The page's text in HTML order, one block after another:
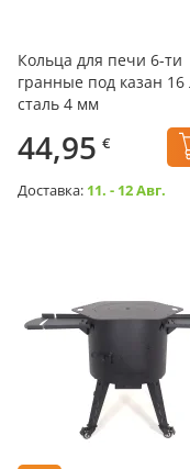
Кольца для печи 6-ти
гранные под казан 16
сталь 4 мм
44,95 €
Доставка: 11. - 12 Авг.